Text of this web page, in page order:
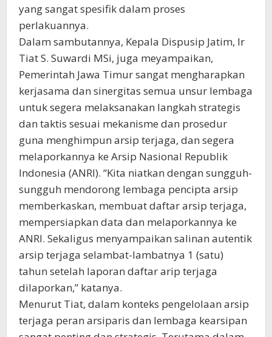
yang sangat spesifik dalam proses
perlakuannya.
Dalam sambutannya, Kepala Dispusip Jatim, Ir
Tiat S. Suwardi MSi, juga meyampaikan,
Pemerintah Jawa Timur sangat mengharapkan
kerjasama dan sinergitas semua unsur lembaga
untuk segera melaksanakan langkah strategis
dan taktis sesuai mekanisme dan prosedur
guna menghimpun arsip terjaga, dan segera
melaporkannya ke Arsip Nasional Republik
Indonesia (ANRI). “Kita niatkan dengan sungguh-
sungguh mendorong lembaga pencipta arsip
memberkaskan, membuat daftar arsip terjaga,
mempersiapkan data dan melaporkannya ke
ANRI. Sekaligus menyampaikan salinan autentik
arsip terjaga selambat-lambatnya 1 (satu)
tahun setelah laporan daftar arip terjaga
dilaporkan,” katanya.
Menurut Tiat, dalam konteks pengelolaan arsip
terjaga peran arsiparis dan lembaga kearsipan